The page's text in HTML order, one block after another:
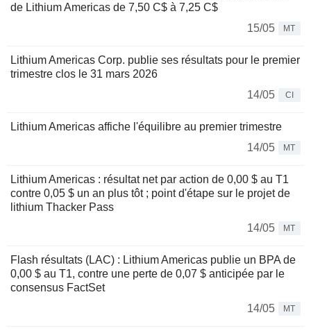
de Lithium Americas de 7,50 C$ à 7,25 C$
15/05
MT
Lithium Americas Corp. publie ses résultats pour le premier
trimestre clos le 31 mars 2026
14/05
CI
Lithium Americas affiche l'équilibre au premier trimestre
14/05
MT
Lithium Americas : résultat net par action de 0,00 $ au T1
contre 0,05 $ un an plus tôt ; point d'étape sur le projet de
lithium Thacker Pass
14/05
MT
Flash résultats (LAC) : Lithium Americas publie un BPA de
0,00 $ au T1, contre une perte de 0,07 $ anticipée par le
consensus FactSet
14/05
MT